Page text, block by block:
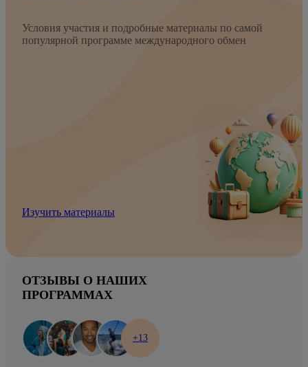
Условия участия и подробные материалы по самой
популярной программе международного обмен
Изучить материалы
ОТЗЫВЫ О НАШИХ
ПРОГРАММАХ
+13